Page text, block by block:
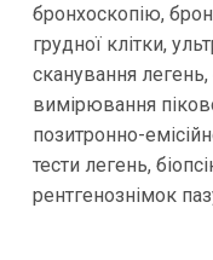
бронхоскопію,
грудної клітки,
сканування
вимірювання
позитронно-
тести легень,
рентгенознімок